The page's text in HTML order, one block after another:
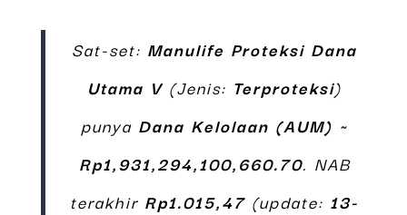
Sat-set: Manulife Proteksi Dana
Utama V(Jenis: Terproteksi)
punya Dana Kelolaan (AUM) ~
Rp1,931,294,100,660.70. NAB
terakhir Rp1.015,47 (update: 13-